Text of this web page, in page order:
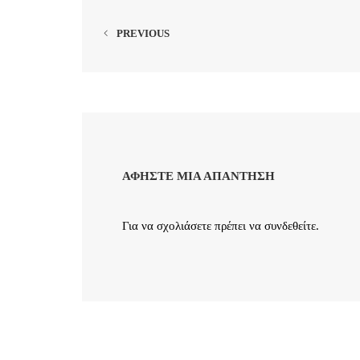
PREVIOUS
ΑΦΉΣΤΕ ΜΙΑ ΑΠΆΝΤΗΣΗ
Για να σχολιάσετε πρέπει να συνδεθείτε.